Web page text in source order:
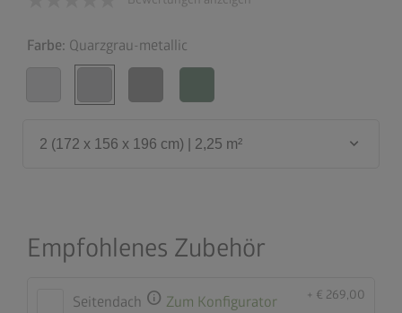
Farbe: Quarzgrau-metallic
2 (172 x 156 x 196 cm) | 2,25 m² keyboard_arrow_down
Empfohlenes Zubehör
Seitendach info Zum Konfigurator + € 269,00